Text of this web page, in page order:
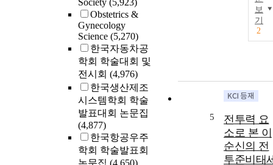
Society (5,923)
Obstetrics &
Gynecology
Science (5,270)
한국자동차공
학회 학술대회 및
전시회 (4,976)
한국생산제조
시스템학회 학술
발표대회 논문집
(4,877)
한국항공우주
학회 학술발표회
보
기
2
5
전투력 요
소로 본 이
순신의 전
투준비태